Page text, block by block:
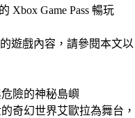
Xbox Game Pass 暢玩
遊戲內容，請參閱本文以
險的神秘島嶼
奇幻世界艾歐拉為舞台，